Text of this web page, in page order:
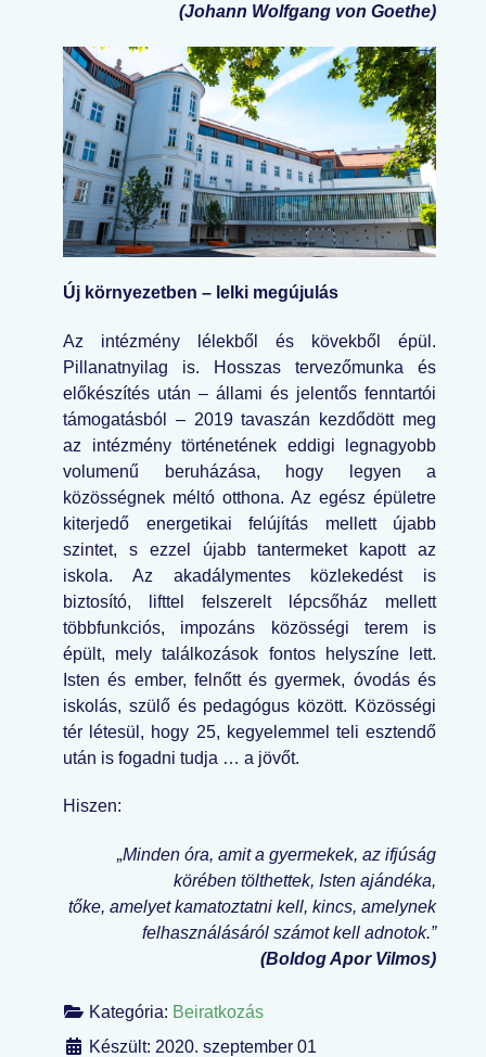
(Johann Wolfgang von Goethe)
Új környezetben – lelki megújulás
Az intézmény lélekből és kövekből épül.
Pillanatnyilag is. Hosszas tervezőmunka és
előkészítés után – állami és jelentős fenntartói
támogatásból – 2019 tavaszán kezdődött meg
az intézmény történetének eddigi legnagyobb
volumenű beruházása, hogy legyen a
közösségnek méltó otthona. Az egész épületre
kiterjedő energetikai felújítás mellett újabb
szintet, s ezzel újabb tantermeket kapott az
iskola. Az akadálymentes közlekedést is
biztosító, lifttel felszerelt lépcsőház mellett
többfunkciós, impozáns közösségi terem is
épült, mely találkozások fontos helyszíne lett.
Isten és ember, felnőtt és gyermek, óvodás és
iskolás, szülő és pedagógus között. Közösségi
tér létesül, hogy 25, kegyelemmel teli esztendő
után is fogadni tudja … a jövőt.
Hiszen:
„Minden óra, amit a gyermekek, az ifjúság
körében tölthettek, Isten ajándéka,
tőke, amelyet kamatoztatni kell, kincs, amelynek
felhasználásáról számot kell adnotok.”
(Boldog Apor Vilmos)
Kategória: Beiratkozás
Készült: 2020. szeptember 01